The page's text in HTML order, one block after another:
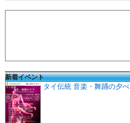
新着イベント
タイ伝統 音楽・舞踊の夕べ